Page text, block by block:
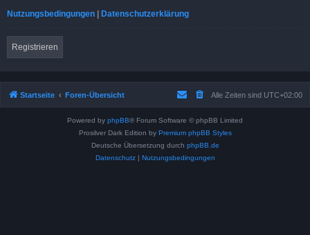
Nutzungsbedingungen | Datenschutzerklärung
Registrieren
Startseite Foren-Übersicht Alle Zeiten sind UTC+02:00
Powered by phpBB® Forum Software © phpBB Limited
Prosilver Dark Edition by Premium phpBB Styles
Deutsche Übersetzung durch phpBB.de
Datenschutz| Nutzungsbedingungen